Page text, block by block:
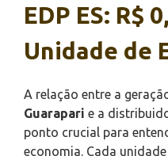
EDP ES: R$
Unidade de
A relação entre a
Guarapari e a
ponto crucial para
economia. Cada